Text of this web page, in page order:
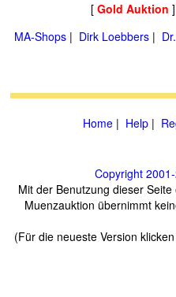
[ Gold Auktion
MA-Shops | Dirk Loebbers |
Home | Help |
Copyright
Mit der Benutzung dieser
Muenzauktion übernimmt
(Für die neueste Version